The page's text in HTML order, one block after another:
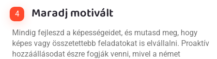
4 Maradj motivált
Mindig fejleszd a képességeidet, és mutasd meg, hogy
képes vagy összetettebb feladatokat is elvállalni. Proaktív
hozzáállásodat észre fogják venni, mivel a német